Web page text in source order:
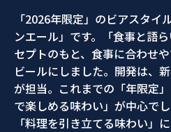
「2026年限定」のビアスタ
ンエール」です。「食事と語
セプトのもと、食事に合わせ
ビールにしました。開発は、
が担当。これまでの「年限定
で楽しめる味わい」が中心で
「料理を引き立てる味わい」に